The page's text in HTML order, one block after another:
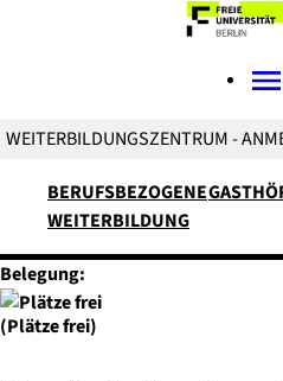
WEITERBILDUNGSZENTRUM -
BERUFSBEZOGENE
WEITERBILDUNG
Belegung:
(Plätze frei)